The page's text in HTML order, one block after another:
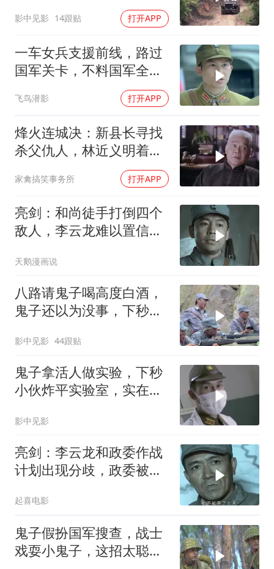
影中见影 14跟贴 打开APP
一车女兵支援前线，路过
国军关卡，不料国军全是
飞鸟潜影 打开APP
烽火连城决：新县长寻找
杀父仇人，林近义明着装
家禽搞笑事务所 打开APP
亮剑：和尚徒手打倒四个
敌人，李云龙难以置信，
天鹅漫画说
八路请鬼子喝高度白酒，
鬼子还以为没事，下秒可
影中见影 44跟贴
鬼子拿活人做实验，下秒
小伙炸平实验室，实在太
影中见影
亮剑：李云龙和政委作战
计划出现分歧，政委被老
起喜电影
鬼子假扮国军搜查，战士
戏耍小鬼子，这招太聪明